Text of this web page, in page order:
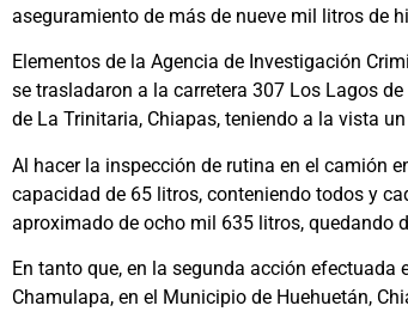
aseguramiento de más de nueve mil litros de
Elementos de la Agencia de Investigación
se trasladaron a la carretera 307 Los Lagos
de La Trinitaria, Chiapas, teniendo a la vista
Al hacer la inspección de rutina en el camión
capacidad de 65 litros, conteniendo todos y
aproximado de ocho mil 635 litros, quedando
En tanto que, en la segunda acción
Chamulapa, en el Municipio de Huehuetán,